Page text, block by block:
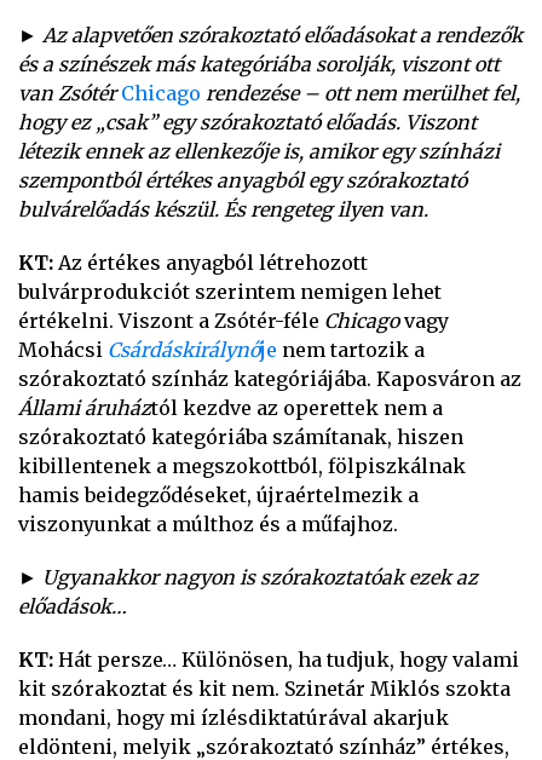
► Az alapvetően szórakoztató előadásokat a rendezők
és a színészek más kategóriába sorolják, viszont ott
van Zsótér Chicago rendezése – ott nem merülhet fel,
hogy ez „csak” egy szórakoztató előadás. Viszont
létezik ennek az ellenkezője is, amikor egy színházi
szempontból értékes anyagból egy szórakoztató
bulvárelőadás készül. És rengeteg ilyen van.
KT: Az értékes anyagból létrehozott
bulvárprodukciót szerintem nemigen lehet
értékelni. Viszont a Zsótér-féle Chicagovagy
Mohácsi Csárdáskirálynője nem tartozik a
szórakoztató színház kategóriájába. Kaposváron az
Állami áruháztól kezdve az operettek nem a
szórakoztató kategóriába számítanak, hiszen
kibillentenek a megszokottból, fölpiszkálnak
hamis beidegződéseket, újraértelmezik a
viszonyunkat a múlthoz és a műfajhoz.
► Ugyanakkor nagyon is szórakoztatóak ezek az
előadások…
KT: Hát persze… Különösen, ha tudjuk, hogy valami
kit szórakoztat és kit nem. Szinetár Miklós szokta
mondani, hogy mi ízlésdiktatúrával akarjuk
eldönteni, melyik „szórakoztató színház” értékes,